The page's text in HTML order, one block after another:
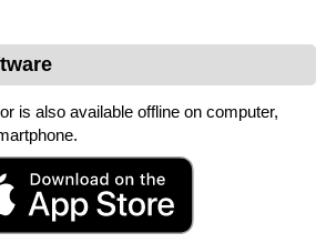
is also available offline on computer,